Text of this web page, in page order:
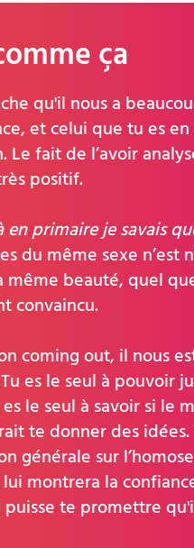
ça
qu'il nous a
et celui que tu es
fait de l’avoir
positif.
en primaire je savais
du même sexe n’est
beauté, quel
convaincu.
coming out, il nous
es le seul à pouvoir
le seul à savoir si le
te donner des idées.
générale sur
montrera la
te promettre